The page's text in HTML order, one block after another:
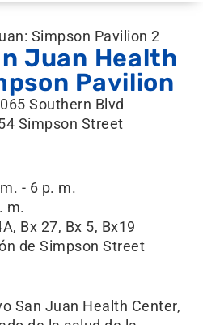
Juan Health
Pavilion
Southern Blvd
Simpson Street
- 6 p. m.
m.
Bx 27, Bx 5, Bx19
de Simpson Street
San Juan Health Center,